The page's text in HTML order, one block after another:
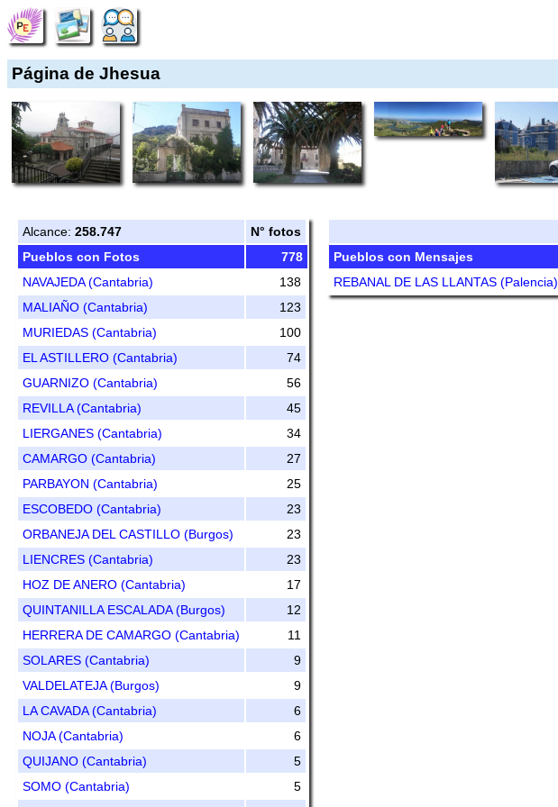
Página de Jhesua
Alcance: 258.747
N° fotos
Pueblos con Fotos
778
NAVAJEDA (Cantabria)
138
MALIAÑO (Cantabria)
123
MURIEDAS (Cantabria)
100
EL ASTILLERO (Cantabria)
74
GUARNIZO (Cantabria)
56
REVILLA (Cantabria)
45
LIERGANES (Cantabria)
34
CAMARGO (Cantabria)
27
PARBAYON (Cantabria)
25
ESCOBEDO (Cantabria)
23
ORBANEJA DEL CASTILLO (Burgos)
23
LIENCRES (Cantabria)
23
HOZ DE ANERO (Cantabria)
17
QUINTANILLA ESCALADA (Burgos)
12
HERRERA DE CAMARGO (Cantabria)
11
SOLARES (Cantabria)
9
VALDELATEJA (Burgos)
9
LA CAVADA (Cantabria)
6
NOJA (Cantabria)
6
QUIJANO (Cantabria)
5
SOMO (Cantabria)
5
Pueblos con Mensajes
REBANAL DE LAS LLANTAS (Palencia)